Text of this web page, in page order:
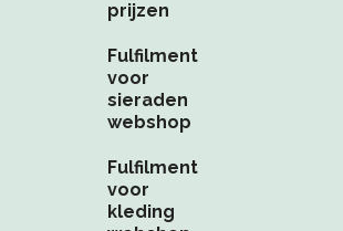
prijzen
Fulfilment
voor
sieraden
webshop
Fulfilment
voor
kleding